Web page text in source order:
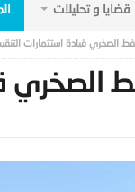
قضايا و تحليلات
الصخري قيادة استثمارات
الصخري